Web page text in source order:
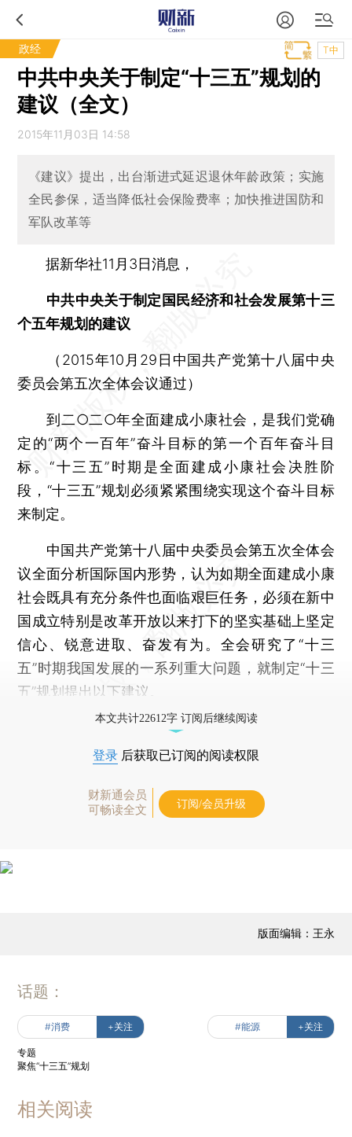
政经 T中
中共中央关于制定“十三五”规划的
建议（全文）
2015年11月03日 14:58
《建议》提出，出台渐进式延迟退休年龄政策；实施
全民参保，适当降低社会保险费率；加快推进国防和
军队改革等
据新华社11月3日消息，
中共中央关于制定国民经济和社会发展第十三
个五年规划的建议
（2015年10月29日中国共产党第十八届中央
委员会第五次全体会议通过）
到二○二○年全面建成小康社会，是我们党确
定的“两个一百年”奋斗目标的第一个百年奋斗目
标。“十三五”时期是全面建成小康社会决胜阶
段，“十三五”规划必须紧紧围绕实现这个奋斗目标
来制定。
中国共产党第十八届中央委员会第五次全体会
议全面分析国际国内形势，认为如期全面建成小康
社会既具有充分条件也面临艰巨任务，必须在新中
国成立特别是改革开放以来打下的坚实基础上坚定
信心、锐意进取、奋发有为。全会研究了“十三
五”时期我国发展的一系列重大问题，就制定“十三
五”规划提出以下建议。
本文共计22612字 订阅后继续阅读
登录 后获取已订阅的阅读权限
财新通会员
可畅读全文
订阅/会员升级
版面编辑：王永
话题：
#消费 +关注 #能源 +关注
专题
聚焦“十三五”规划
相关阅读